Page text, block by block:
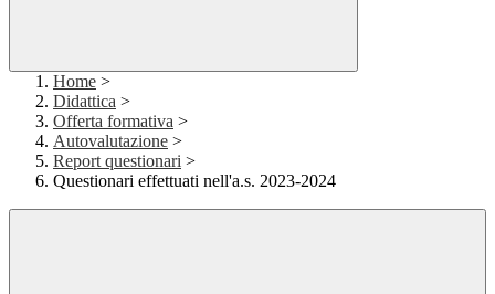
Home >
Didattica >
Offerta formativa >
Autovalutazione >
Report questionari >
Questionari effettuati nell'a.s. 2023-2024